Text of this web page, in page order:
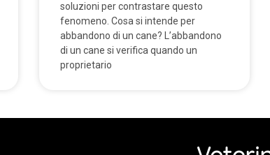
soluzioni per contrastare questo
fenomeno. Cosa si intende per
abbandono di un cane? L’abbandono
di un cane si verifica quando un
proprietario